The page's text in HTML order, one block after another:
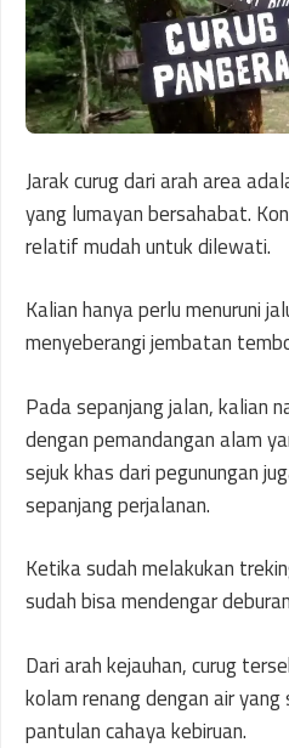
Jarak curug dari arah area
yang lumayan bersahabat.
relatif mudah untuk dilewati.
Kalian hanya perlu menuruni
menyeberangi jembatan
Pada sepanjang jalan, kalian
dengan pemandangan alam
sejuk khas dari pegunungan
sepanjang perjalanan.
Ketika sudah melakukan
sudah bisa mendengar
Dari arah kejauhan, curug
kolam renang dengan air
pantulan cahaya kebiruan.